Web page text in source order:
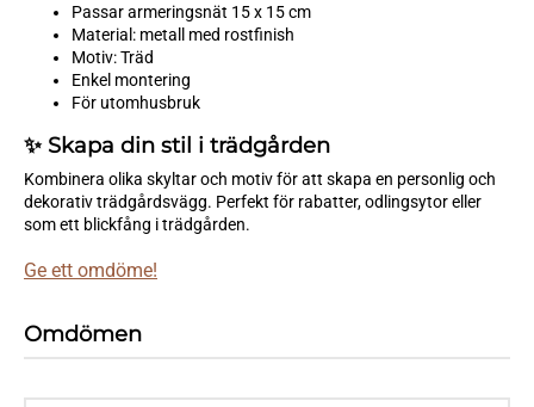
Passar armeringsnät 15 x 15 cm
Material: metall med rostfinish
Motiv: Träd
Enkel montering
För utomhusbruk
✨ Skapa din stil i trädgården
Kombinera olika skyltar och motiv för att skapa en personlig och
dekorativ trädgårdsvägg. Perfekt för rabatter, odlingsytor eller
som ett blickfång i trädgården.
Ge ett omdöme!
Omdömen